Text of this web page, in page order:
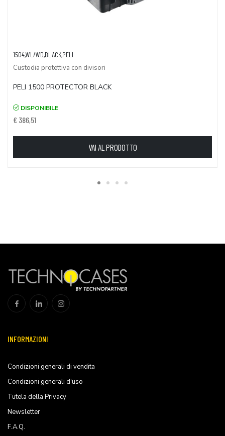
1504,WL/WD,BLACK,PELI
Custodia protettiva con divisori
PELI 1500 PROTECTOR BLACK
DISPONIBILE
€ 386,51
VAI AL PRODOTTO
INFORMAZIONI
Condizioni generali di vendita
Condizioni generali d'uso
Tutela della Privacy
Newsletter
F.A.Q.